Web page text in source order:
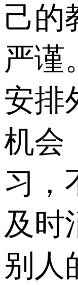
己的
严谨
安排
机会
习，
及时
别人